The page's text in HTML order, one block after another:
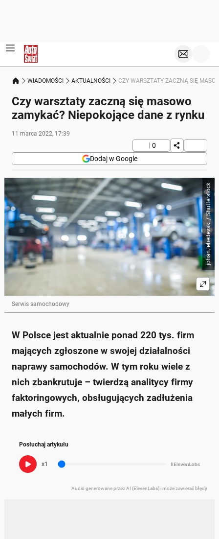
WIADOMOŚCI AKTUALNOŚCI CZY WARSZTATY ZACZNĄ SIĘ
Czy warsztaty zaczną się masowo
zamykać? Niepokojące dane z rynku
11 marca 2022, 17:39
0
Dodaj w Google
johan.lebedevski / Shutterstock
Serwis samochodowy
W Polsce jest aktualnie ponad 220 tys. firm
mających zgłoszone w swojej działalności
naprawy samochodów. W tym roku wiele z
nich zbankrutuje – twierdzą analitycy firmy
faktoringowych, obsługujących zadłużenia
małych firm.
Posłuchaj artykułu
x1
Audio generowane przez AI (ElevenLabs) i może zawierać błędy